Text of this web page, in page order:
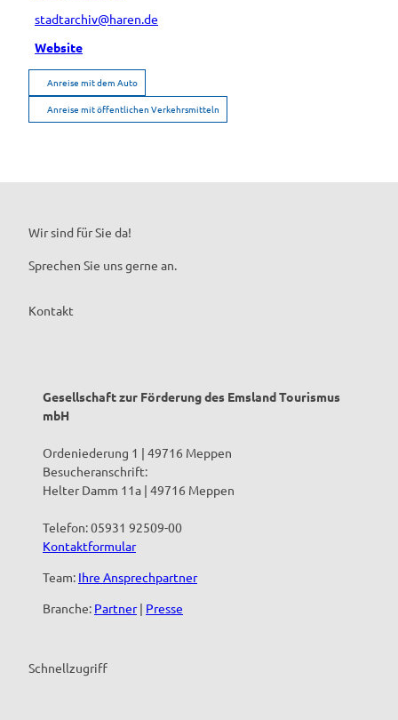
stadtarchiv@haren.de
Website
Anreise mit dem Auto
Anreise mit öffentlichen Verkehrsmitteln
Wir sind für Sie da!
Sprechen Sie uns gerne an.
Kontakt
Gesellschaft zur Förderung des Emsland Tourismus
mbH
Ordeniederung 1 | 49716 Meppen
Besucheranschrift:
Helter Damm 11a | 49716 Meppen
Telefon: 05931 92509-00
Kontaktformular
Team: Ihre Ansprechpartner
Branche: Partner| Presse
Schnellzugriff